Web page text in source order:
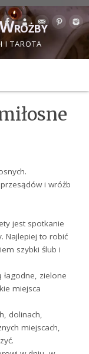
I TAROTA
i wróżb
jest spotkanie
Najlepiej to robić
szybki ślub i
zielone
miejsca
dolinach,
miejscach,